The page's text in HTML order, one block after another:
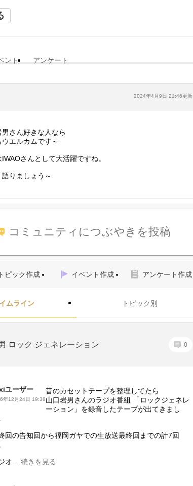
ント アンケート
2024年4月9日 21:46更新
男さん好きな人なら
エルカムです～
さんとして大活躍ですね。
りましょう～
コミュニティにつぶやきを投稿
トピック作成 イベント作成 アンケート作成
ムライン トピック別
ロック ジェネレーション 0
ユーザー
年12月24日 19:38
昔のカセットテープを整理してたら
山口岩男さんのラジオ番組 「ロックジェネレ
ーション」を録音したテープが出てきまし
回の告知回から福岡ガヤでの生放送最終回までの計7回
オ... 続きを見る